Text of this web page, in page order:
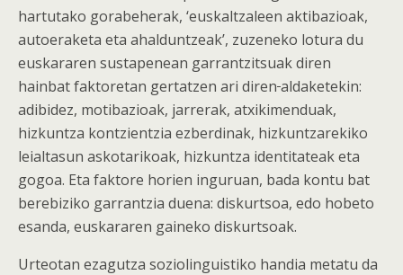
hartutako gorabeherak, ‘euskaltzaleen aktibazioak,
autoeraketa eta ahalduntzeak’, zuzeneko lotura du
euskararen sustapenean garrantzitsuak diren
hainbat faktoretan gertatzen ari diren aldaketekin:
adibidez, motibazioak, jarrerak, atxikimenduak,
hizkuntza kontzientzia ezberdinak, hizkuntzarekiko
leialtasun askotarikoak, hizkuntza identitateak eta
gogoa. Eta faktore horien inguruan, bada kontu bat
berebiziko garrantzia duena: diskurtsoa, edo hobeto
esanda, euskararen gaineko diskurtsoak.
Urteotan ezagutza soziolinguistiko handia metatu da